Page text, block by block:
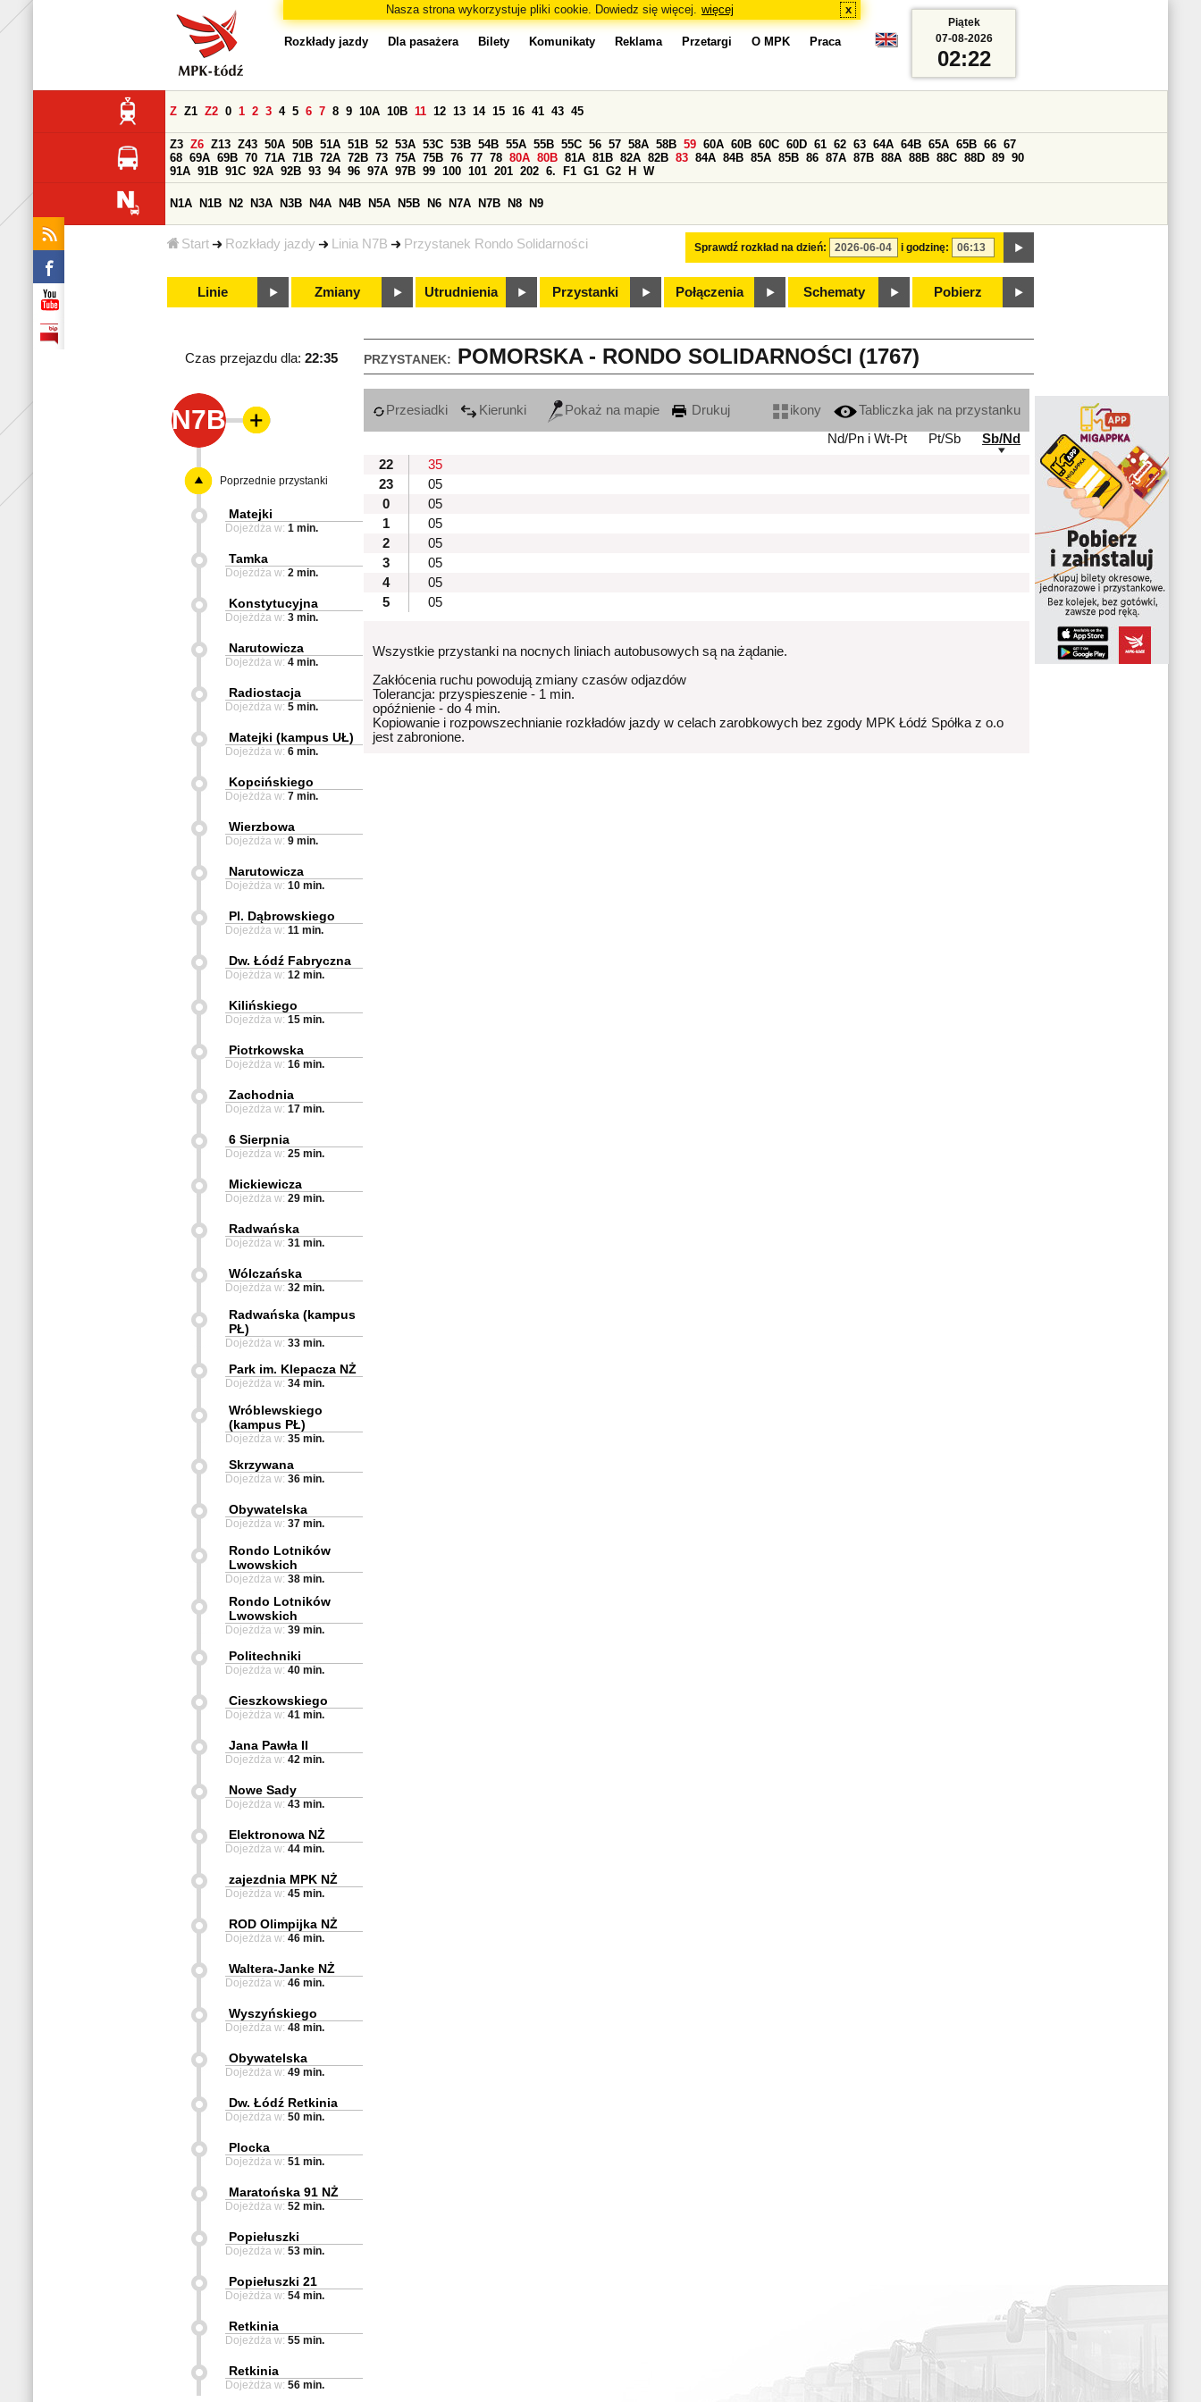
Nasza strona wykorzystuje pliki cookie. Dowiedz się więcej. więcej x
Start Rozkłady jazdy Linia N7B Przystanek Rondo Solidarności
Rozkłady jazdy Dla pasażera Bilety Komunikaty Reklama Przetargi O MPK Praca
Sprawdź rozkład na dzień: i godzinę:
Z Z1 Z2 0 1 2 3 4 5 6 7 8 9 10A 10B 11 12 13 14 15 16 41 43 45
Z3 Z6 Z13 Z43 50A 50B 51A 51B 52 53A 53C 53B 54B 55A 55B 55C 56 57 58A 58B 59 60A 60B 60C 60D 61 62 63 64A 64B 65A 65B 66 67
68 69A 69B 70 71A 71B 72A 72B 73 75A 75B 76 77 78 80A 80B 81A 81B 82A 82B 83 84A 84B 85A 85B 86 87A 87B 88A 88B 88C 88D 89 90
91A 91B 91C 92A 92B 93 94 96 97A 97B 99 100 101 201 202 6. F1 G1 G2 H W
N1A N1B N2 N3A N3B N4A N4B N5A N5B N6 N7A N7B N8 N9
Linie Zmiany Utrudnienia Przystanki Połączenia Schematy Pobierz
Piątek
07-08-2026
02:22
PRZYSTANEK: POMORSKA - RONDO SOLIDARNOŚCI (1767)
Czas przejazdu dla: 22:35
N7B Przesiadki Kierunki Pokaż na mapie Drukuj ikony
Tabliczka jak na przystanku
Nd/Pn i Wt-Pt
Pt/Sb
Sb/Nd
22
35
23
05
0
05
1
05
2
05
3
05
4
05
5
05
Wszystkie przystanki na nocnych liniach autobusowych są na żądanie.
Zakłócenia ruchu powodują zmiany czasów odjazdów
Tolerancja: przyspieszenie - 1 min.
opóźnienie - do 4 min.
Kopiowanie i rozpowszechnianie rozkładów jazdy w celach zarobkowych bez zgody MPK Łódź Spółka z o.o
jest zabronione.
Poprzednie przystanki
Matejki
Dojeżdża w: 1 min.
Tamka
Dojeżdża w: 2 min.
Konstytucyjna
Dojeżdża w: 3 min.
Narutowicza
Dojeżdża w: 4 min.
Radiostacja
Dojeżdża w: 5 min.
Matejki (kampus UŁ)
Dojeżdża w: 6 min.
Kopcińskiego
Dojeżdża w: 7 min.
Wierzbowa
Dojeżdża w: 9 min.
Narutowicza
Dojeżdża w: 10 min.
Pl. Dąbrowskiego
Dojeżdża w: 11 min.
Dw. Łódź Fabryczna
Dojeżdża w: 12 min.
Kilińskiego
Dojeżdża w: 15 min.
Piotrkowska
Dojeżdża w: 16 min.
Zachodnia
Dojeżdża w: 17 min.
6 Sierpnia
Dojeżdża w: 25 min.
Mickiewicza
Dojeżdża w: 29 min.
Radwańska
Dojeżdża w: 31 min.
Wólczańska
Dojeżdża w: 32 min.
Radwańska (kampus
PŁ)
Dojeżdża w: 33 min.
Park im. Klepacza NŻ
Dojeżdża w: 34 min.
Wróblewskiego
(kampus PŁ)
Dojeżdża w: 35 min.
Skrzywana
Dojeżdża w: 36 min.
Obywatelska
Dojeżdża w: 37 min.
Rondo Lotników
Lwowskich
Dojeżdża w: 38 min.
Rondo Lotników
Lwowskich
Dojeżdża w: 39 min.
Politechniki
Dojeżdża w: 40 min.
Cieszkowskiego
Dojeżdża w: 41 min.
Jana Pawła II
Dojeżdża w: 42 min.
Nowe Sady
Dojeżdża w: 43 min.
Elektronowa NŻ
Dojeżdża w: 44 min.
zajezdnia MPK NŻ
Dojeżdża w: 45 min.
ROD Olimpijka NŻ
Dojeżdża w: 46 min.
Waltera-Janke NŻ
Dojeżdża w: 46 min.
Wyszyńskiego
Dojeżdża w: 48 min.
Obywatelska
Dojeżdża w: 49 min.
Dw. Łódź Retkinia
Dojeżdża w: 50 min.
Plocka
Dojeżdża w: 51 min.
Maratońska 91 NŻ
Dojeżdża w: 52 min.
Popiełuszki
Dojeżdża w: 53 min.
Popiełuszki 21
Dojeżdża w: 54 min.
Retkinia
Dojeżdża w: 55 min.
Retkinia
Dojeżdża w: 56 min.